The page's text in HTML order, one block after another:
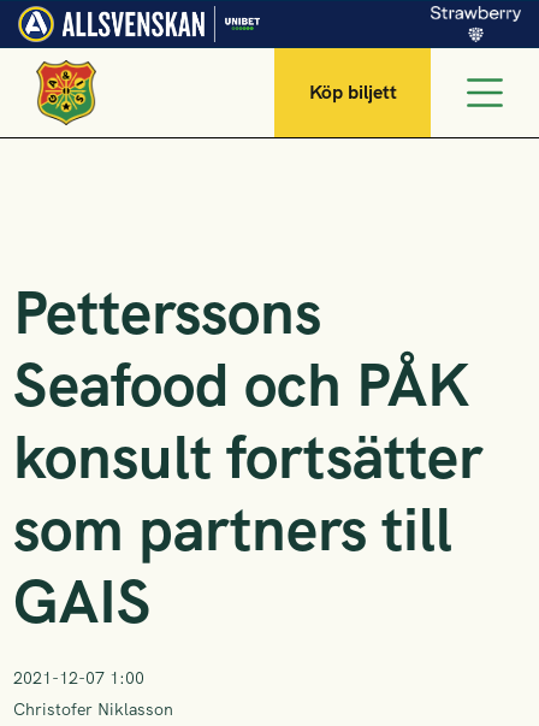
Köp biljett
Petterssons
Seafood och PÅK
konsult fortsätter
som partners till
GAIS
2021-12-07 1:00
Christofer Niklasson